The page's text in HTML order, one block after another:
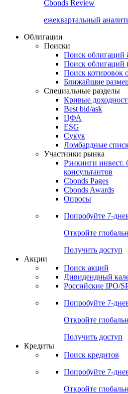
Cbonds Review
ежеквартальный
Облигации
Поиски
Поиск облигаций
Поиск облигаций
Поиск котировок
Ближайшие
Специальные разделы
Кривые доходности
Best bid/ask
ЦФА
ESG
Сукук
Ломбардные
Участники рынка
Рэнкинги инвест.
Cbonds Pages
Опросы
Попробуйте7-
Откройте
Получить доступ
Поиск акций
Российские IPO/
Попробуйте7-
Откройте
Получить доступ
Поиск кредитов